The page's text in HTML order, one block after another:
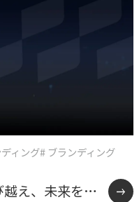
ィング# ブランディング
越え、未来をデ